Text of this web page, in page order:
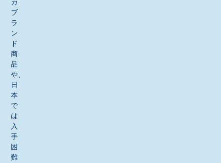
カ
ブ
ラ
ン
ド
商
品
や、
日
本
で
は
入
手
困
難